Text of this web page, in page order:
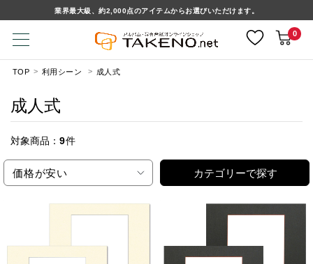
業界最大級、約2,000点のアイテムからお選びいただけます。
0
TOP 利用シーン 成人式
成人式
対象商品： 9件
価格が安い カテゴリーで探す